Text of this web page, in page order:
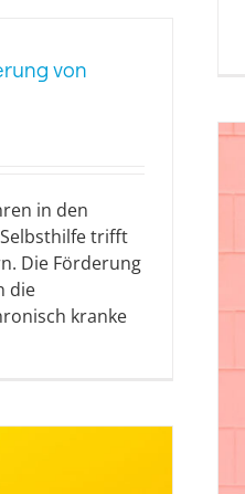
von
in den
trifft
Die Förderung
die
kranke